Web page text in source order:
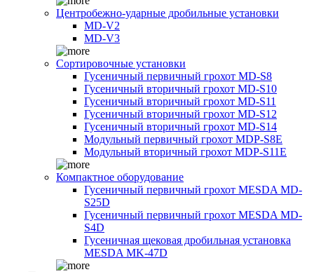
Центробежно-ударные дробильные установки
MD-V2
MD-V3
Сортировочные установки
Гусеничный первичный грохот MD-S8
Гусеничный вторичный грохот MD-S10
Гусеничный вторичный грохот MD-S11
Гусеничный вторичный грохот MD-S12
Гусеничный вторичный грохот MD-S14
Модульный первичный грохот MDP-S8E
Модульный вторичный грохот MDP-S11E
Компактное оборудование
Гусеничный первичный грохот MESDA MD-
S25D
Гусеничный первичный грохот MESDA MD-
S4D
Гусеничная щековая дробильная установка
MESDA MK-47D